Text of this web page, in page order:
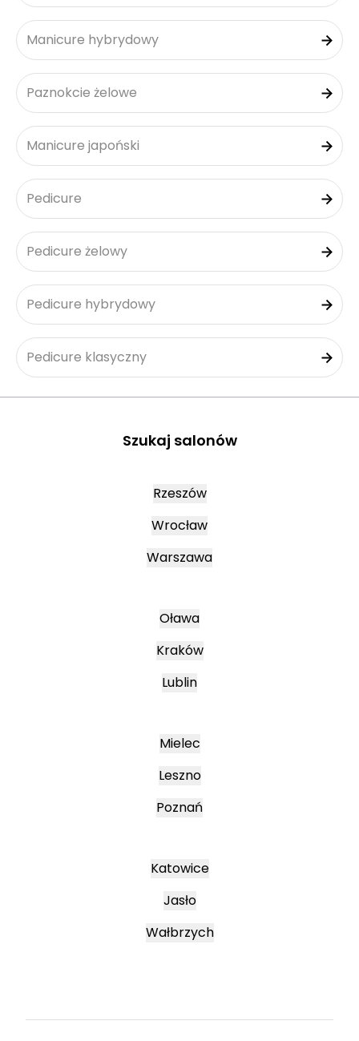
Manicure hybrydowy
Paznokcie żelowe
Manicure japoński
Pedicure
Pedicure żelowy
Pedicure hybrydowy
Pedicure klasyczny
Szukaj salonów
Rzeszów
Wrocław
Warszawa
Oława
Kraków
Lublin
Mielec
Leszno
Poznań
Katowice
Jasło
Wałbrzych